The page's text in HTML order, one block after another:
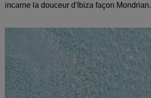
incarne la douceur d'Ibiza façon Mondrian.